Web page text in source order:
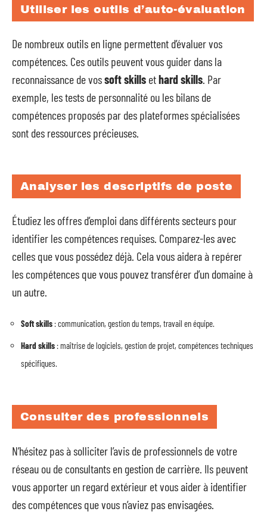
Utiliser les outils d’auto-évaluation
De nombreux outils en ligne permettent d’évaluer vos
compétences. Ces outils peuvent vous guider dans la
reconnaissance de vossoft skills ethard skills. Par
exemple, les tests de personnalité ou les bilans de
compétences proposés par des plateformes spécialisées
sont des ressources précieuses.
Analyser les descriptifs de poste
Étudiez les offres d’emploi dans différents secteurs pour
identifier les compétences requises. Comparez-les avec
celles que vous possédez déjà. Cela vous aidera à repérer
les compétences que vous pouvez transférer d’un domaine à
un autre.
Soft skills : communication, gestion du temps, travail en équipe.
Hard skills : maîtrise de logiciels, gestion de projet, compétences techniques
spécifiques.
Consulter des professionnels
N’hésitez pas à solliciter l’avis de professionnels de votre
réseau ou de consultants en gestion de carrière. Ils peuvent
vous apporter un regard extérieur et vous aider à identifier
des compétences que vous n’aviez pas envisagées.